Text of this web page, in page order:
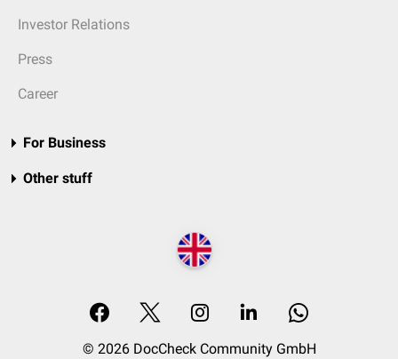
Investor Relations
Press
Career
For Business
Other stuff
© 2026 DocCheck Community GmbH